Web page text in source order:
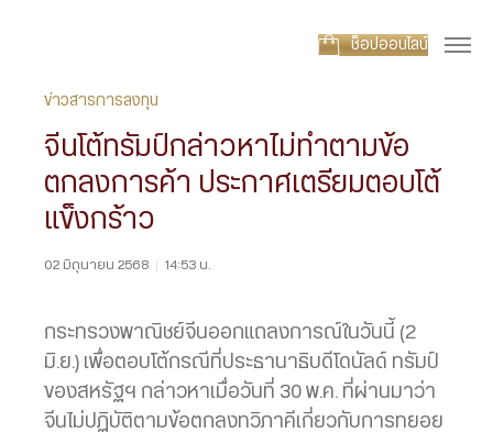
ช็อปออนไลน์
ข่าวสารการลงทุน
จีนโต้ทรัมป์กล่าวหาไม่ทำตามข้อ
ตกลงการค้า ประกาศเตรียมตอบโต้
แข็งกร้าว
02 มิถุนายน 2568 | 14:53 น.
กระทรวงพาณิชย์จีนออกแถลงการณ์ในวันนี้ (2
มิ.ย.) เพื่อตอบโต้กรณีที่ประธานาธิบดีโดนัลด์ ทรัมป์
ของสหรัฐฯ กล่าวหาเมื่อวันที่ 30 พ.ค. ที่ผ่านมาว่า
จีนไม่ปฏิบัติตามข้อตกลงทวิภาคีเกี่ยวกับการทยอย